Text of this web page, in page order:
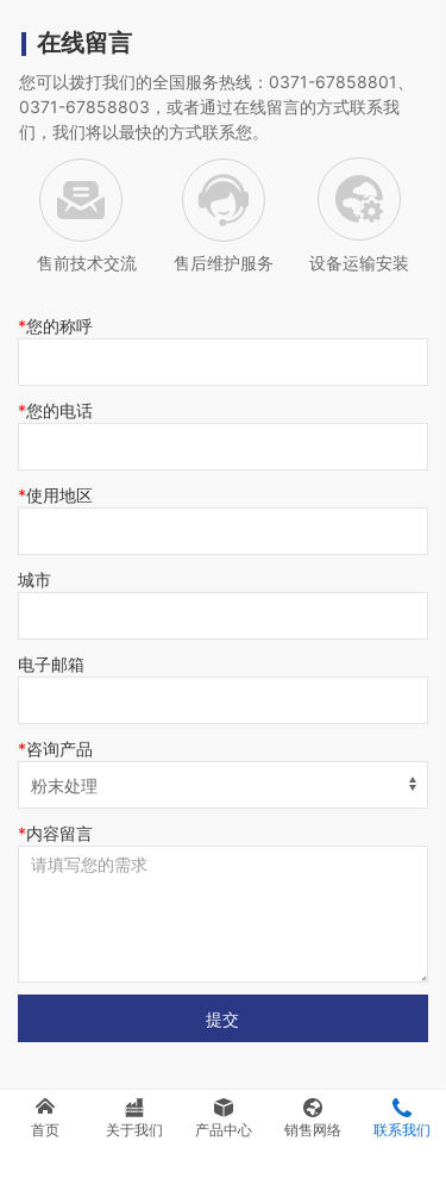
您的称呼
您的电话
使用地区
城市
电子邮箱
咨询产品
内容留言
提交
在线留言
售前技术交流 设备运输安装
售后维护服务
您可以拨打我们的全国服务热线：0371-67858801、
0371-67858803，或者通过在线留言的方式联系我
们，我们将以最快的方式联系您。
首页 关于我们 产品中心 销售网络 联系我们